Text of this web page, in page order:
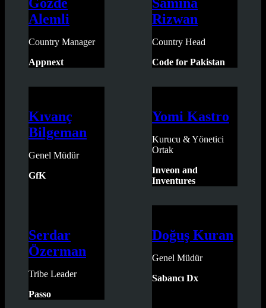
Gözde
Alemli
Country Manager
Appnext
Samina
Rizwan
Country Head
Code for Pakistan
Kıvanç
Bilgeman
Genel Müdür
GfK
Yomi Kastro
Kurucu & Yönetici
Ortak
Inveon and
Inventures
Serdar
Özerman
Tribe Leader
Passo
Doğuş Kuran
Genel Müdür
Sabancı Dx